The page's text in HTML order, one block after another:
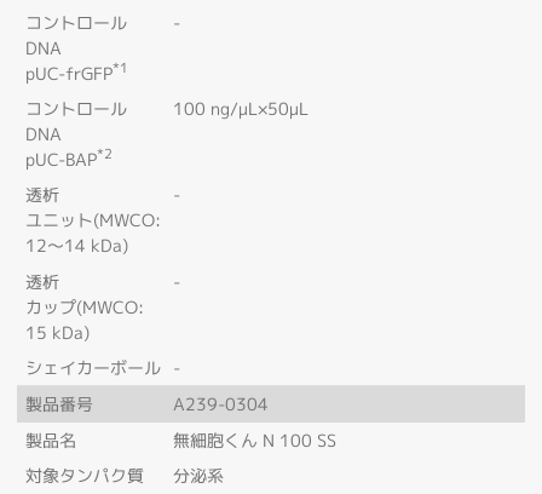
コントロール
DNA
pUC-frGFP*1
-
コントロール
DNA
pUC-BAP*2
100 ng/μL×50μL
透析
ユニット(MWCO:
12～14 kDa)
-
透析
カップ(MWCO:
15 kDa)
-
シェイカーボール -
製品番号
A239-0304
製品名
無細胞くん N 100 SS
対象タンパク質
分泌系